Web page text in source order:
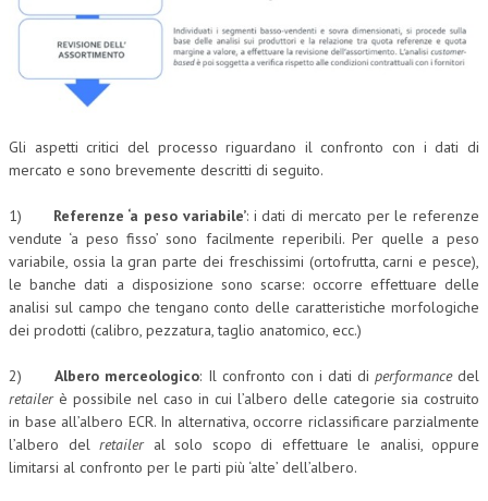
DIRITTO TRIBUTARIO
FISCALITÀ INTERNAZIONALE
TAX RISK MANAGEMENT
CFC E PARADISI FISCALI
TRANSFER PRICING
PRASSI
TRIBUTARIA
EUROPEA
Gli aspetti critici del processo riguardano il confronto con i dati di
mercato e sono brevemente descritti di seguito.
1) Referenze ‘a peso variabile’: i dati di mercato per le referenze
vendute ‘a peso fisso’ sono facilmente reperibili. Per quelle a peso
variabile, ossia la gran parte dei freschissimi (ortofrutta, carni e pesce),
le banche dati a disposizione sono scarse: occorre effettuare delle
analisi sul campo che tengano conto delle caratteristiche morfologiche
dei prodotti (calibro, pezzatura, taglio anatomico, ecc.)
2)Albero merceologico: Il confronto con i dati di performancedel
retailerè possibile nel caso in cui l’albero delle categorie sia costruito
in base all’albero ECR. In alternativa, occorre riclassificare parzialmente
l’albero del retaileral solo scopo di effettuare le analisi, oppure
limitarsi al confronto per le parti più ‘alte’ dell’albero.